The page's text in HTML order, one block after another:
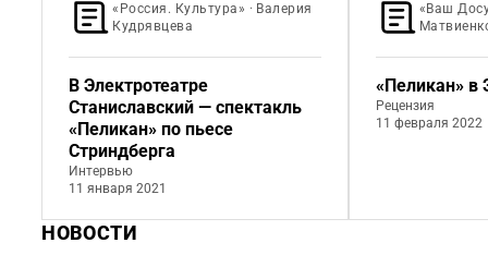
«Россия. Культура» · Валерия
Кудрявцева
В Электротеатре
Станиславский — спектакль
«Пеликан» по пьесе
Стриндберга
Интервью
11 января 2021
«Ваш
«Пеликан» в
Рецензия
11 февраля 2022
НОВОСТИ